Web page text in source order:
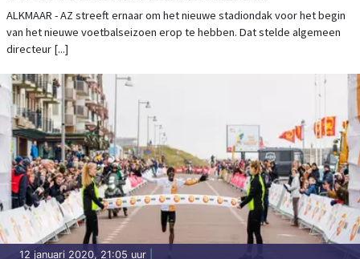
ALKMAAR - AZ streeft ernaar om het nieuwe stadiondak voor het begin
van het nieuwe voetbalseizoen erop te hebben. Dat stelde algemeen
directeur [...]
12 januari 2020, 21:05 uur